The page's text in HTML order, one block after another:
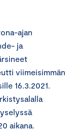
ajan
ja
viimeisimmän
16.3.2021.
aikana.